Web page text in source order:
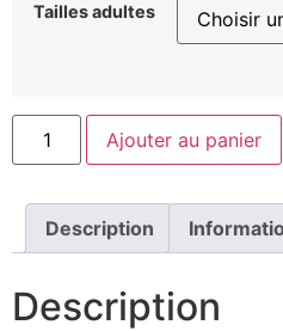
Tailles adultes
Ajouter au panier
Description
Description